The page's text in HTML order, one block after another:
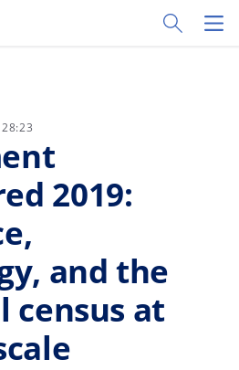
Toggle
2019:
and the
census at